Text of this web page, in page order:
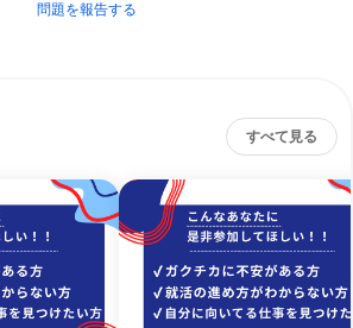
問題を報告する
すべて見る